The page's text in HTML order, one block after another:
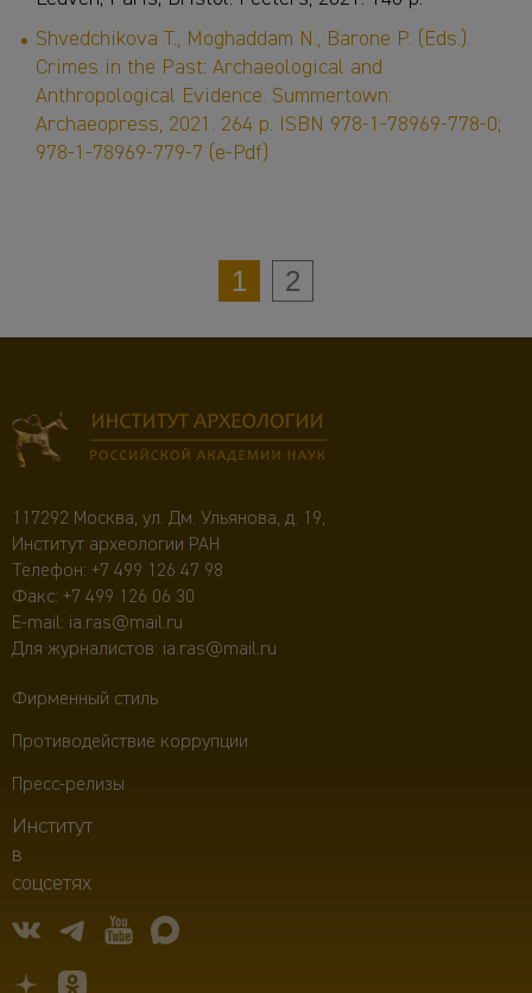
Shvedchikova T., Moghaddam N., Barone P. (Eds.).
Crimes in the Past: Archaeological and
Anthropological Evidence. Summertown:
Archaeopress, 2021. 264 p. ISBN 978-1-78969-778-0;
978-1-78969-779-7 (e-Pdf)
1 2
117292 Москва, ул. Дм. Ульянова, д. 19,
Институт археологии РАН
Телефон: +7 499 126 47 98
Факс: +7 499 126 06 30
E-mail: ia.ras@mail.ru
Для журналистов: ia.ras@mail.ru
Фирменный стиль
Противодействие коррупции
Пресс-релизы
Институт
в
соцсетях